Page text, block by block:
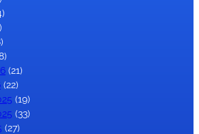
(21)
(22)
(19)
(33)
(27)